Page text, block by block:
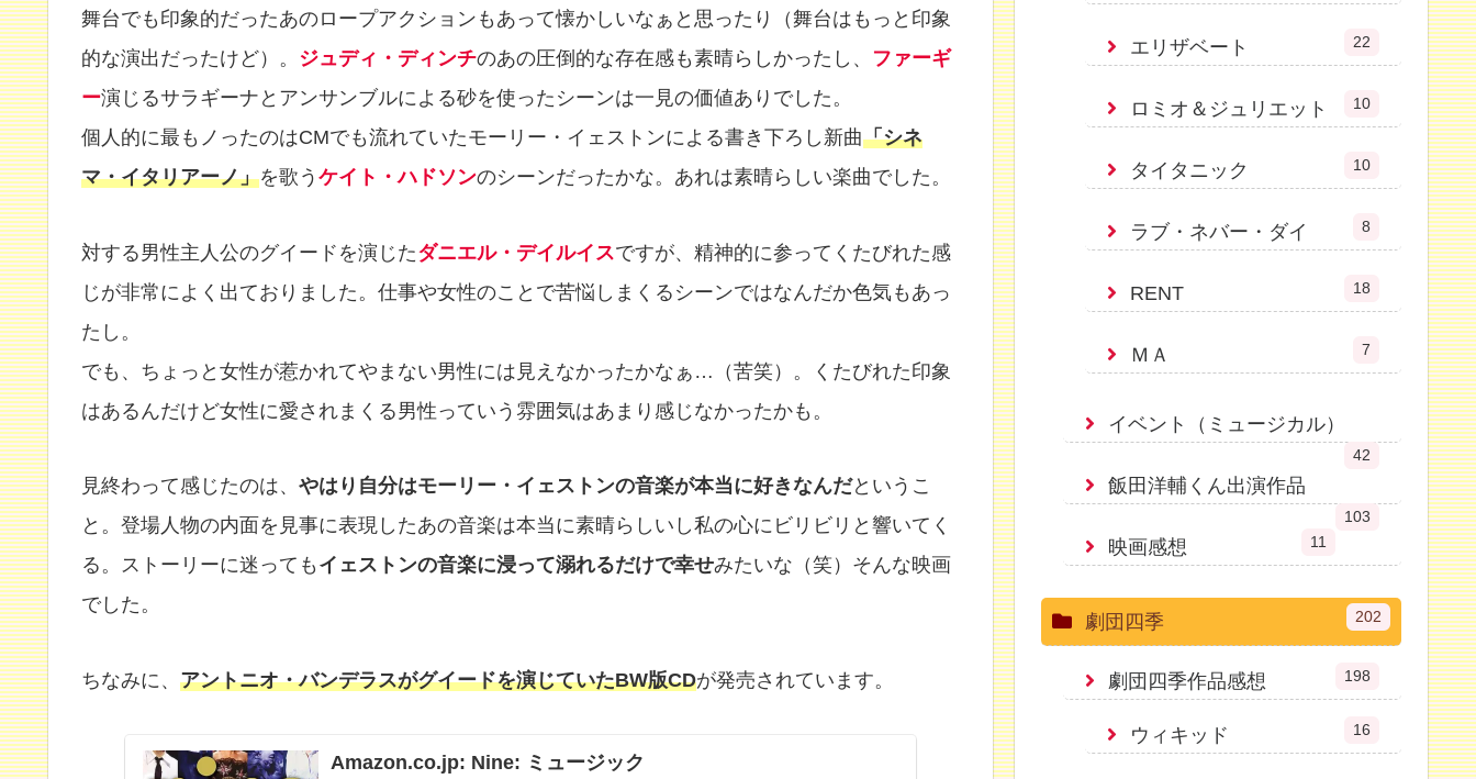
舞台でも印象的だったあのロープアクションもあって懐かしいなぁと思ったり（舞台はもっと印象
的な演出だったけど）。 ジュディ・ディンチのあの圧倒的な存在感も素晴らしかったし、 ファーギ
ー演じるサラギーナとアンサンブルによる砂を使ったシーンは一見の価値ありでした。
個人的に最もノったのはCMでも流れていたモーリー・イェストンによる書き下ろし新曲「シネ
マ・イタリアーノ」を歌う ケイト・ハドソンのシーンだったかな。あれは素晴らしい楽曲でした。
対する男性主人公のグイードを演じたダニエル・デイルイスですが、精神的に参ってくたびれた感
じが非常によく出ておりました。仕事や女性のことで苦悩しまくるシーンではなんだか色気もあっ
たし。
でも、ちょっと女性が惹かれてやまない男性には見えなかったかなぁ…（苦笑）。くたびれた印象
はあるんだけど女性に愛されまくる男性っていう雰囲気はあまり感じなかったかも。
見終わって感じたのは、 やはり自分はモーリー・イェストンの音楽が本当に好きなんだというこ
と。登場人物の内面を見事に表現したあの音楽は本当に素晴らしいし私の心にビリビリと響いてく
る。ストーリーに迷っても イェストンの音楽に浸って溺れるだけで幸せみたいな（笑）そんな映画
でした。
ちなみに、 アントニオ・バンデラスがグイードを演じていたBW版CDが発売されています。
Amazon.co.jp: Nine: ミュージック
エリザベート 22
ロミオ＆ジュリエット 10
タイタニック 10
ラブ・ネバー・ダイ 8
RENT 18
ＭＡ 7
イベント（ミュージカル）
42
飯田洋輔くん出演作品
103
映画感想 11
劇団四季 202
劇団四季作品感想 198
ウィキッド 16